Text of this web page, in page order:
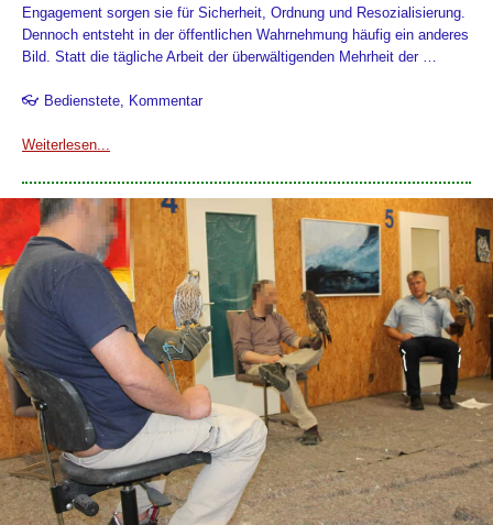
Engagement sorgen sie für Sicherheit, Ordnung und Resozialisierung.
Dennoch entsteht in der öffentlichen Wahrnehmung häufig ein anderes
Bild. Statt die tägliche Arbeit der überwältigenden Mehrheit der …
👓 Bedienstete, Kommentar
Weiterlesen...